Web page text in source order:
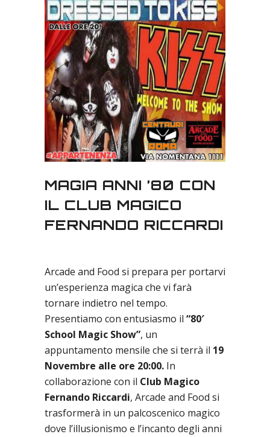
MAGIA ANNI ’80 CON
IL CLUB MAGICO
FERNANDO RICCARDI
Arcade and Food si prepara per portarvi
un’esperienza magica che vi farà
tornare indietro nel tempo.
Presentiamo con entusiasmo il “80′
School Magic Show”, un
appuntamento mensile che si terrà il 19
Novembre alle ore 20:00. In
collaborazione con il Club Magico
Fernando Riccardi, Arcade and Food si
trasformerà in un palcoscenico magico
dove l’illusionismo e l’incanto degli anni